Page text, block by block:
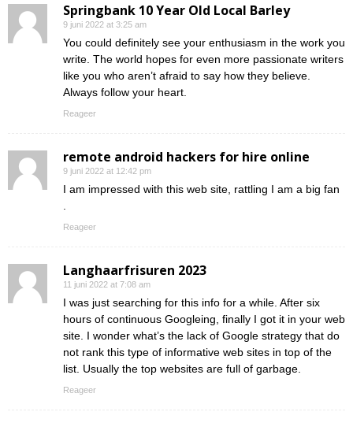
Springbank 10 Year Old Local Barley
9 juni 2022 at 3:25 am
You could definitely see your enthusiasm in the work you
write. The world hopes for even more passionate writers
like you who aren’t afraid to say how they believe.
Always follow your heart.
Reageer
remote android hackers for hire online
9 juni 2022 at 12:42 pm
I am impressed with this web site, rattling I am a big fan
Reageer
Langhaarfrisuren 2023
11 juni 2022 at 7:08 am
I was just searching for this info for a while. After six
hours of continuous Googleing, finally I got it in your web
site. I wonder what’s the lack of Google strategy that do
not rank this type of informative web sites in top of the
list. Usually the top websites are full of garbage.
Reageer